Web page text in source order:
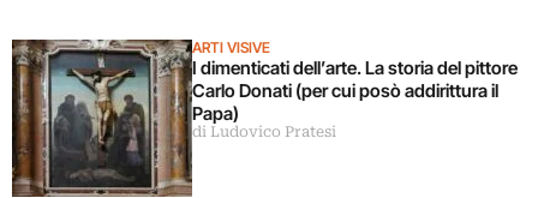
ARTI VISIVE
I dimenticati dell’arte. La storia del pittore
Carlo Donati (per cui posò addirittura il
Papa)
di Ludovico Pratesi